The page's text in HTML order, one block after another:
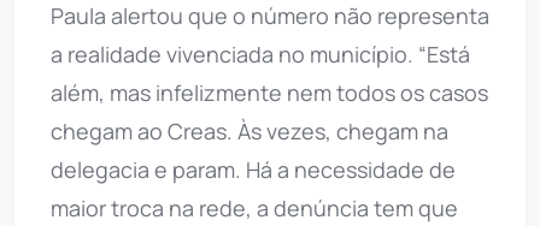
Paula alertou que o número não representa
a realidade vivenciada no município. “Está
além, mas infelizmente nem todos os casos
chegam ao Creas. Às vezes, chegam na
delegacia e param. Há a necessidade de
maior troca na rede, a denúncia tem que